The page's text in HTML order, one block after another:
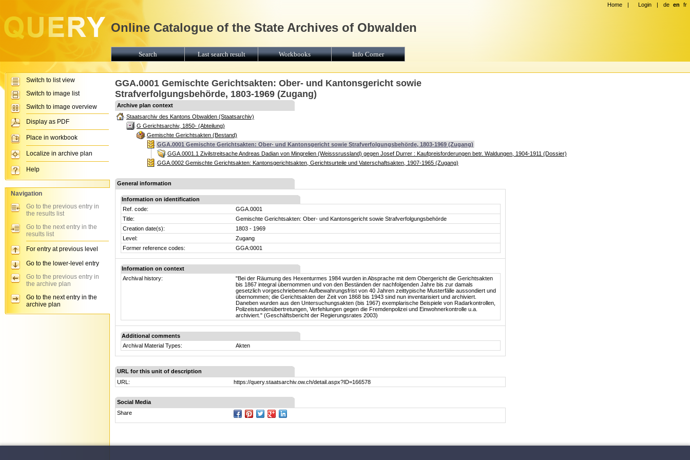
GGA.0001 Gemischte Gerichtsakten: Ober- und Kantonsgericht sowie
Strafverfolgungsbehörde, 1803-1969 (Zugang)
Archive plan context
Staatsarchiv des Kantons Obwalden (Staatsarchiv)
G Gerichtsarchiv, 1850- (Abteilung)
Gemischte Gerichtsakten (Bestand)
GGA.0001 Gemischte Gerichtsakten: Ober- und Kantonsgericht sowie Strafverfolgungsbehörde, 1803-1969 (Zugang)
GGA.0001.1 Zivilstreitsache Andreas Dadian von Mingrelien (Weisssrussland) gegen Josef Durrer : Kaufpreisforderungen betr. Waldungen, 1904-1911 (Dossier)
GGA.0002 Gemischte Gerichtsakten: Kantonsgerichtsakten, Gerichtsurteile und Vaterschaftsakten, 1907-1965 (Zugang)
General information
Information on identification
Ref. code:
GGA.0001
Title:
Gemischte Gerichtsakten: Ober- und Kantonsgericht sowie Strafverfolgungsbehörde
Creation date(s):
1803 - 1969
Level:
Zugang
Former reference codes:
GGA:0001
Information on context
Archival history:
"Bei der Räumung des Hexenturmes 1984 wurden in Absprache mit dem Obergericht die Gerichtsakten
bis 1867 integral übernommen und von den Beständen der nachfolgenden Jahre bis zur damals
gesetzlich vorgeschriebenen Aufbewahrungsfrist von 40 Jahren zeittypische Musterfälle aussondiert und
übernommen; die Gerichtsakten der Zeit von 1868 bis 1943 sind nun inventarisiert und archiviert.
Daneben wurden aus den Untersuchungsakten (bis 1967) exemplarische Beispiele von Radarkontrollen,
Polizeistundenübertretungen, Verfehlungen gegen die Fremdenpolizei und Einwohnerkontrolle u.a.
archiviert." (Geschäftsbericht der Regierungsrates 2003)
Additional comments
Archival Material Types:
Akten
URL for this unit of description
URL:
https://query.staatsarchiv.ow.ch/detail.aspx?ID=166578
Social Media
Share
Home | Login | de en fr
Online Catalogue of the State Archives of Obwalden
Search Last search result Workbooks Info Corner
Switch to list view
Switch to image list
Switch to image overview
Display as PDF
Place in workbook
Localize in archive plan
Help
Navigation
Go to the previous entry in
the results list
Go to the next entry in the
results list
For entry at previous level
Go to the lower-level entry
Go to the previous entry in
the archive plan
Go to the next entry in the
archive plan